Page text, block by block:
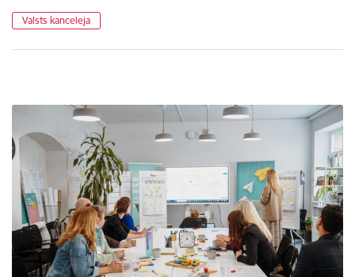
Valsts kanceleja